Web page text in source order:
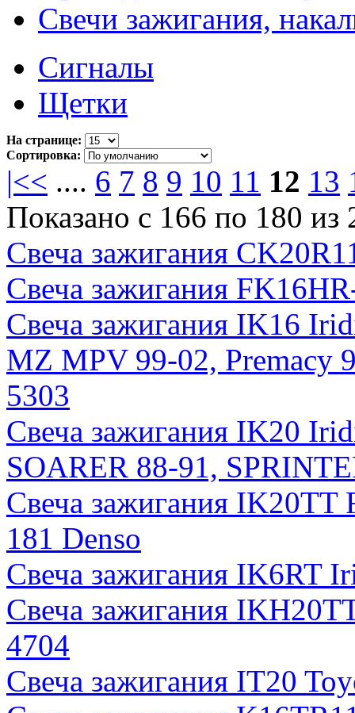
Свечи зажигания,
Сигналы
Щетки
На странице:
Сортировка:
|<< .... 6 7 8 9 10 11 12 13
Показано с 166 по 180 из
Свеча зажигания
Свеча зажигания
Свеча зажигания IK16
MZ MPV 99-02, Premacy
5303
Свеча зажигания IK20
SOARER 88-91,
Свеча зажигания IK20TT
181 Denso
Свеча зажигания IK6RT
Свеча зажигания
4704
Свеча зажигания IT20